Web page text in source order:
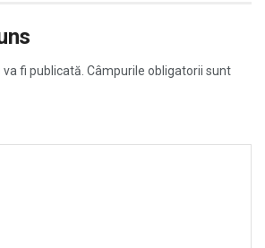
fi publicată. Câmpurile obligatorii sunt